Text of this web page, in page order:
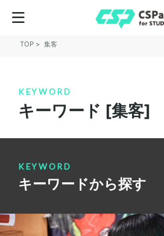
TOP 集客
KEYWORD
キーワード [集客]
KEYWORD
キーワードから探す
デジタル マーケティン